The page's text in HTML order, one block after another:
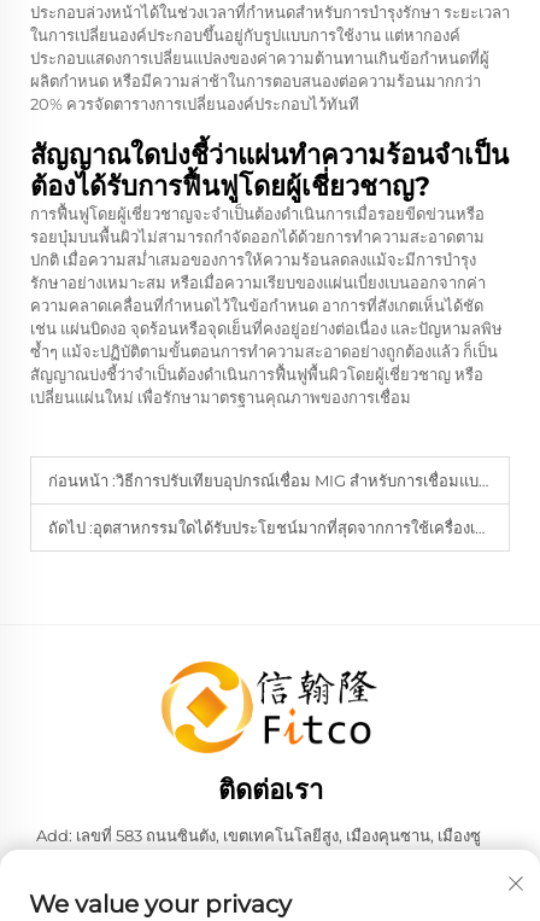
ประกอบล่วงหน้าได้ในช่วงเวลาที่กำหนดสำหรับการบำรุงรักษา ระยะเวลา
ในการเปลี่ยนองค์ประกอบขึ้นอยู่กับรูปแบบการใช้งาน แต่หากองค์
ประกอบแสดงการเปลี่ยนแปลงของค่าความต้านทานเกินข้อกำหนดที่ผู้
ผลิตกำหนด หรือมีความล่าช้าในการตอบสนองต่อความร้อนมากกว่า
20% ควรจัดตารางการเปลี่ยนองค์ประกอบไว้ทันที
สัญญาณใดบ่งชี้ว่าแผ่นทำความร้อนจำเป็น
ต้องได้รับการฟื้นฟูโดยผู้เชี่ยวชาญ?
การฟื้นฟูโดยผู้เชี่ยวชาญจะจำเป็นต้องดำเนินการเมื่อรอยขีดข่วนหรือ
รอยบุ๋มบนพื้นผิวไม่สามารถกำจัดออกได้ด้วยการทำความสะอาดตาม
ปกติ เมื่อความสม่ำเสมอของการให้ความร้อนลดลงแม้จะมีการบำรุง
รักษาอย่างเหมาะสม หรือเมื่อความเรียบของแผ่นเบี่ยงเบนออกจากค่า
ความคลาดเคลื่อนที่กำหนดไว้ในข้อกำหนด อาการที่สังเกตเห็นได้ชัด
เช่น แผ่นบิดงอ จุดร้อนหรือจุดเย็นที่คงอยู่อย่างต่อเนื่อง และปัญหามลพิษ
ซ้ำๆ แม้จะปฏิบัติตามขั้นตอนการทำความสะอาดอย่างถูกต้องแล้ว ก็เป็น
สัญญาณบ่งชี้ว่าจำเป็นต้องดำเนินการฟื้นฟูพื้นผิวโดยผู้เชี่ยวชาญ หรือ
เปลี่ยนแผ่นใหม่ เพื่อรักษามาตรฐานคุณภาพของการเชื่อม
ก่อนหน้า :วิธีการปรับเทียบอุปกรณ์เชื่อม MIG สำหรับการเชื่อมแบบพัลส์
ถัดไป :อุตสาหกรรมใดได้รับประโยชน์มากที่สุดจากการใช้เครื่องเชื่อม TIG
ติดต่อเรา
Add: เลขที่ 583 ถนนซินตัง, เขตเทคโนโลยีสูง, เมืองคุนซาน, เมืองซู
โทรศัพท์:+86-137 6186 0079
We value your privacy